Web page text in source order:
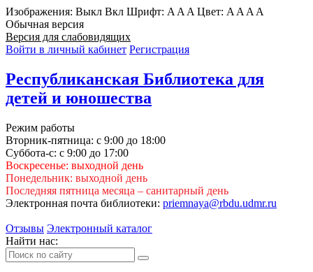
Изображения: Выкл Вкл Шрифт: A A A Цвет: A A A A
Обычная версия
Версия для слабовидящих
Войти в личный кабинет Регистрация
Республиканская Библиотека для
детей и юношества
Режим работы
Вторник-пятница: с 9:00 до 18:00
Суббота-с: с 9:00 до 17:00
Воскресенье: выходной день
Понедельник: выходной день
Последняя пятница месяца – санитарный день
Электронная почта библиотеки: priemnaya@rbdu.udmr.ru
Отзывы Электронный каталог
Найти нас: